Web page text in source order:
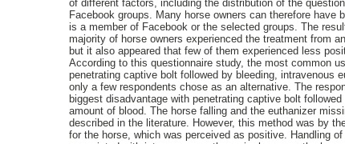
of different factors, including the distribution of the
Facebook groups. Many horse owners can therefore have
is a member of Facebook or the selected groups. The
majority of horse owners experienced the treatment from
but it also appeared that few of them experienced less
According to this questionnaire study, the most common
penetrating captive bolt followed by bleeding, intravenous
only a few respondents chose as an alternative. The
biggest disadvantage with penetrating captive bolt
amount of blood. The horse falling and the euthanizer
described in the literature. However, this method was by
for the horse, which was perceived as positive. Handling